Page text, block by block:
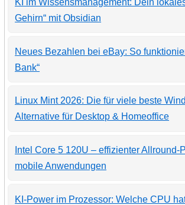
KI im Wissensmanagement: Dein
Gehirn“ mit Obsidian
Neues Bezahlen bei eBay: So
Bank“
Linux Mint 2026: Die für viele beste
Alternative für Desktop & Homeoffice
Intel Core 5 120U – effizienter Allround-
mobile Anwendungen
KI-Power im Prozessor: Welche CPU